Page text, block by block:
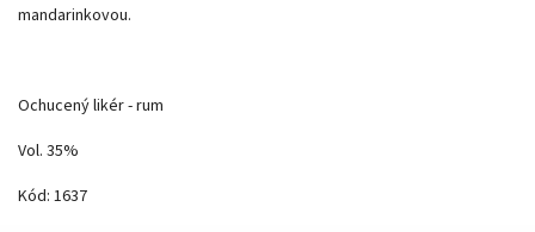
mandarinkovou.
Ochucený likér - rum
Vol. 35%
Kód: 1637